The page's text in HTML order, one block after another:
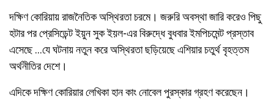
দক্ষিণ কোরিয়ায় রাজনৈতিক অস্থিরতা চরমে। জরুরি অবস্থা জারি করেও পিছু
হটার পর প্রেসিডেন্ট ইয়ুন সুক ইয়ল-এর বিরুদ্ধে বুধবার ইমপিচমেন্ট প্রস্তাব
এসেছে …যে ঘটনায় নতুন করে অস্থিরতা ছড়িয়েছে এশিয়ার চতুর্থ বৃহত্তম
অর্থনীতির দেশে।
এদিকে দক্ষিণ কোরিয়ার লেখিকা হান কাং নোবেল পুরস্কার গ্রহণ করেছেন।